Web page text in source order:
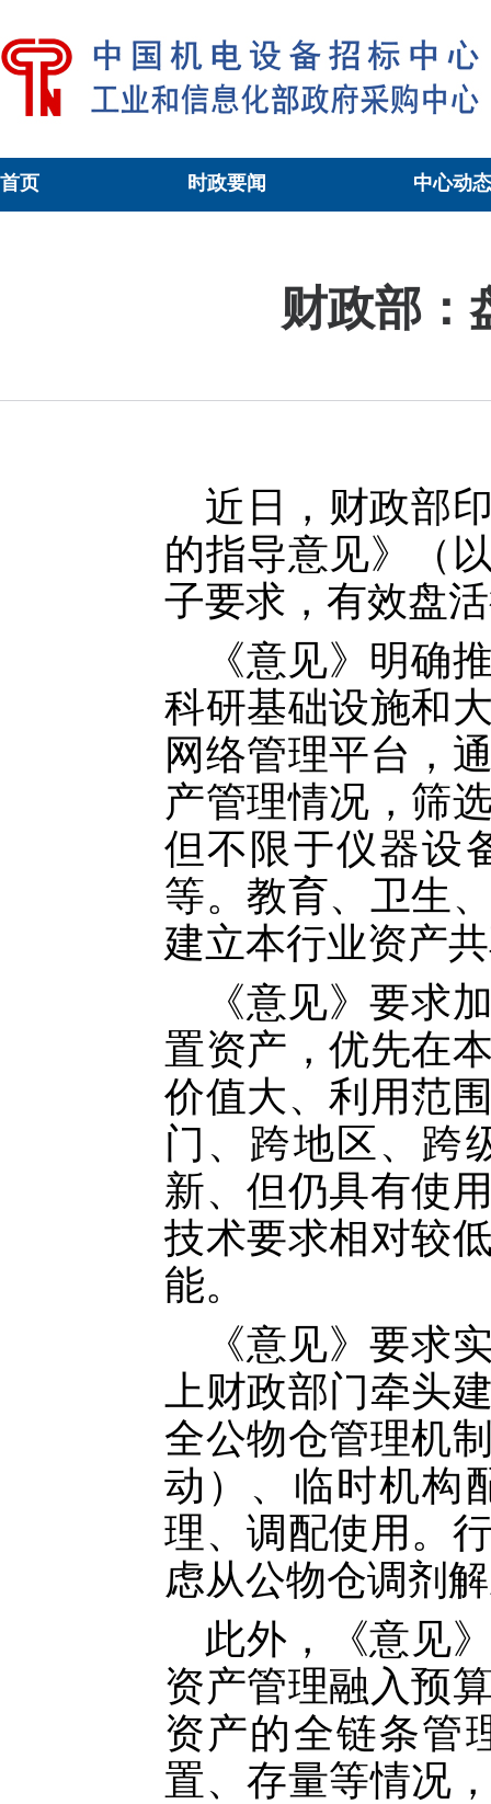
首页 时政要闻 中心动态
财政部：
近日，财政部
的指导意见》（
子要求，有效盘
《意见》明确
科研基础设施和
网络管理平台，
产管理情况，筛
但不限于仪器设
等。教育、卫生
建立本行业资产
《意见》要求
置资产，优先在
价值大、利用范
门、跨地区、跨
新、但仍具有使
技术要求相对较
能。
《意见》要求
上财政部门牵头
全公物仓管理机
动）、临时机构
理、调配使用。
虑从公物仓调剂
此外，《意见
资产管理融入预
资产的全链条管
置、存量等情况